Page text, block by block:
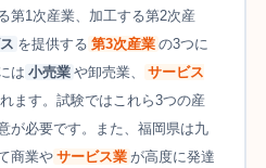
第1次産業、加工する第2次産
を提供する 第3次産業 の3つに
は 小売業 や卸売業、
サービス
ます。試験ではこれら3つの産
が必要です。また、福岡県は九
商業や サービス業 が高度に発達